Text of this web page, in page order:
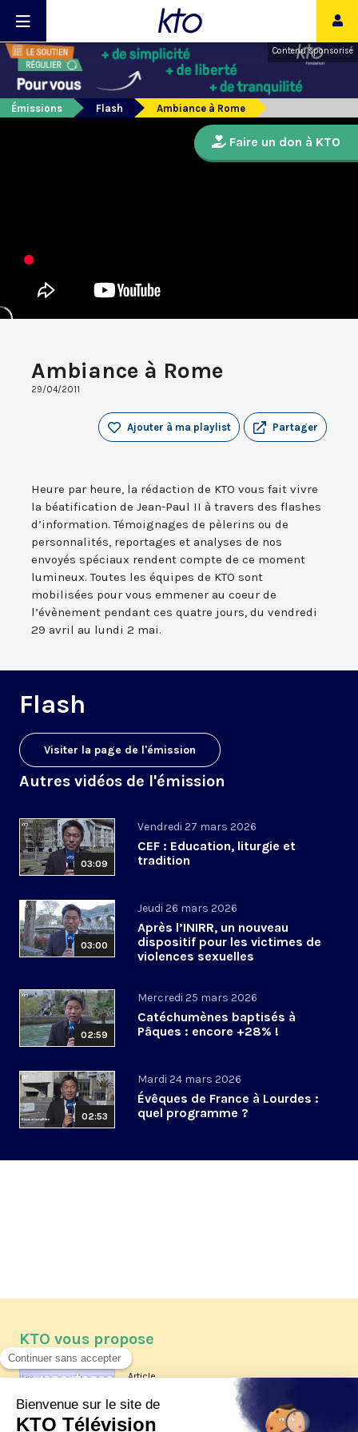
Contenu sponsorisé
Émissions Flash Ambiance à Rome
Ambiance à Rome
29/04/2011
Partager
Ajouter à ma playlist
Heure par heure, la rédaction de KTO vous fait vivre
la béatification de Jean-Paul II à travers des flashes
d’information. Témoignages de pèlerins ou de
personnalités, reportages et analyses de nos
envoyés spéciaux rendent compte de ce moment
lumineux. Toutes les équipes de KTO sont
mobilisées pour vous emmener au coeur de
l’évènement pendant ces quatre jours, du vendredi
29 avril au lundi 2 mai.
Flash
Visiter la page de l'émission
Autres vidéos de l'émission
03:09
Vendredi 27 mars 2026
CEF : Education, liturgie et
tradition
03:00
Jeudi 26 mars 2026
Après l’INIRR, un nouveau
dispositif pour les victimes de
violences sexuelles
02:59
Mercredi 25 mars 2026
Catéchumènes baptisés à
Pâques : encore +28% !
02:53
Mardi 24 mars 2026
Évêques de France à Lourdes :
quel programme ?
Faire un don à KTO
KTO vous propose
Article
Les reportages d'été 2026 de KTO